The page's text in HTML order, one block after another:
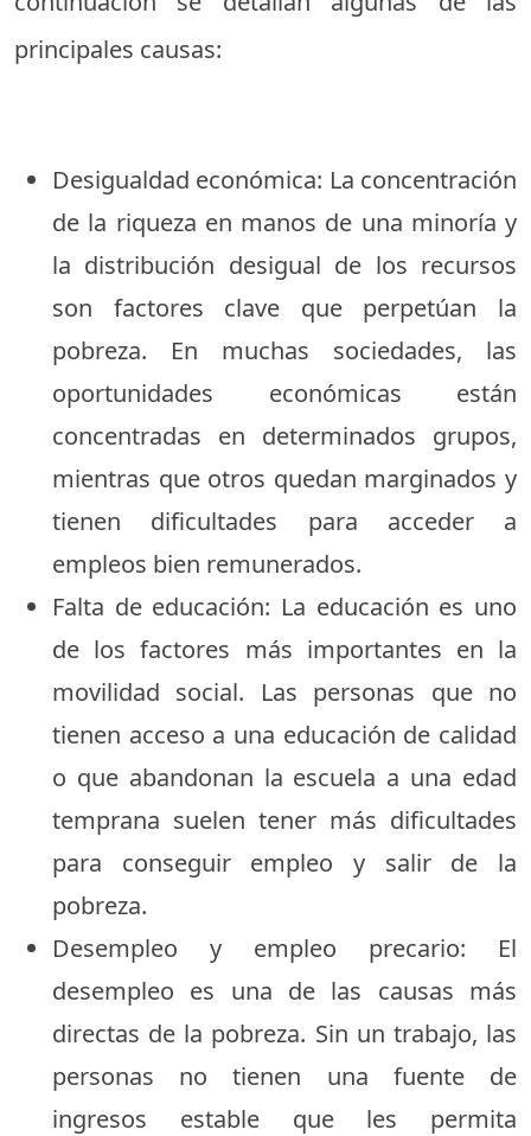
principales causas:
Desigualdad económica: La concentración
de la riqueza en manos de una minoría y
la distribución desigual de los recursos
son factores clave que perpetúan la
pobreza. En muchas sociedades, las
oportunidades económicas están
concentradas en determinados grupos,
mientras que otros quedan marginados y
tienen dificultades para acceder a
empleos bien remunerados.
Falta de educación: La educación es uno
de los factores más importantes en la
movilidad social. Las personas que no
tienen acceso a una educación de calidad
o que abandonan la escuela a una edad
temprana suelen tener más dificultades
para conseguir empleo y salir de la
pobreza.
Desempleo y empleo precario: El
desempleo es una de las causas más
directas de la pobreza. Sin un trabajo, las
personas no tienen una fuente de
ingresos estable que les permita